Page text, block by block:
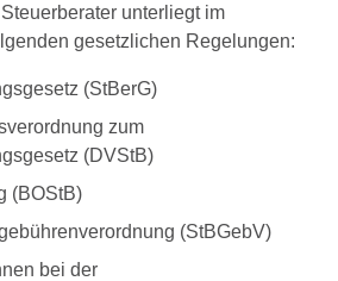
unterliegt im
gesetzlichen Regelungen:
(StBerG)
zum
(DVStB)
(BOStB)
(StBGebV)
bei der